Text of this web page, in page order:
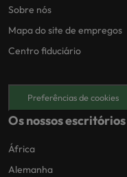
Sobre nós
Mapa do site de empregos
Centro fiduciário
Preferências de cookies
Os nossos escritórios
África
Alemanha